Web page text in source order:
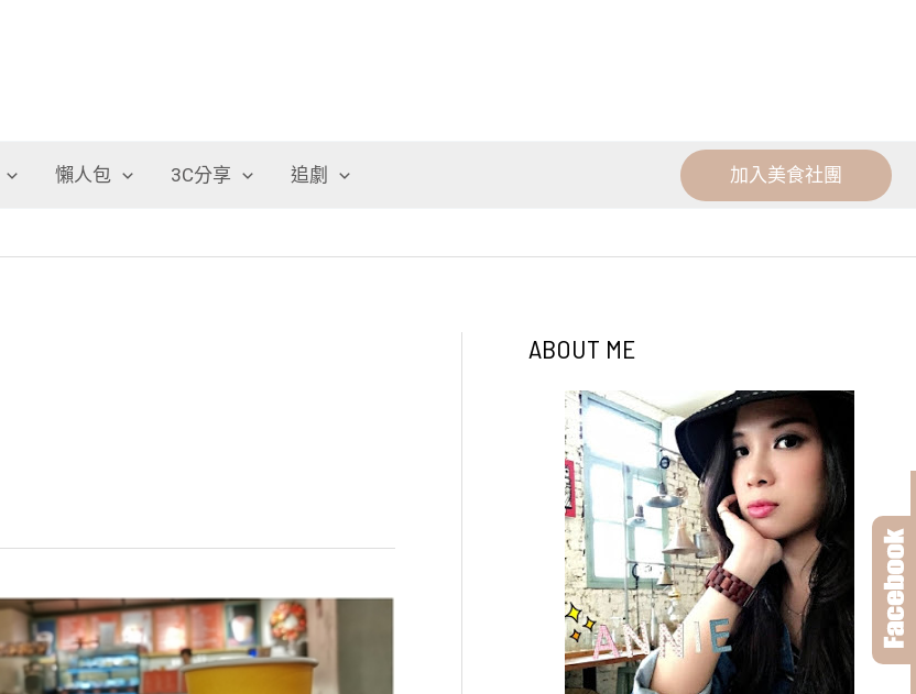
懶人包 3C分享 追劇 加入美食社團
ABOUT ME